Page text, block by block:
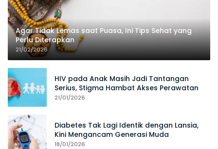
Agar Tidak Lemas saat Puasa, Ini Tips Sehat yang
Perlu Diterapkan
21/02/2026
HIV pada Anak Masih Jadi Tantangan
Serius, Stigma Hambat Akses Perawatan
21/01/2026
Diabetes Tak Lagi Identik dengan Lansia,
Kini Mengancam Generasi Muda
18/01/2026